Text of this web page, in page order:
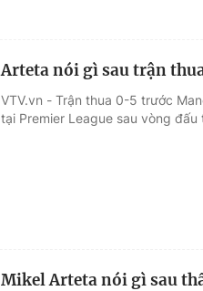
Arteta nói gì sau trận
VTV.vn - Trận thua 0-5 trước
tại Premier League sau vòng đấu
Mikel Arteta nói gì sau